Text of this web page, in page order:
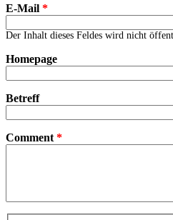
E-Mail *
Der Inhalt dieses Feldes wird nicht
Homepage
Betreff
Comment *